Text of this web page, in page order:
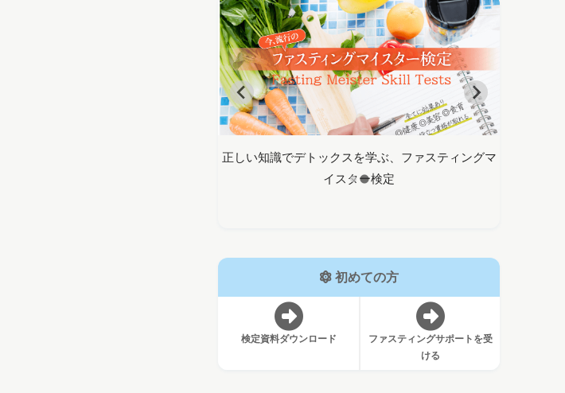
正しい知識でデトックスを学ぶ、ファスティングマ
バイタルファスティングであなたの変化を全力で支
えます！
初めての方
検定資料ダウンロード
ファスティングサポートを受
ける